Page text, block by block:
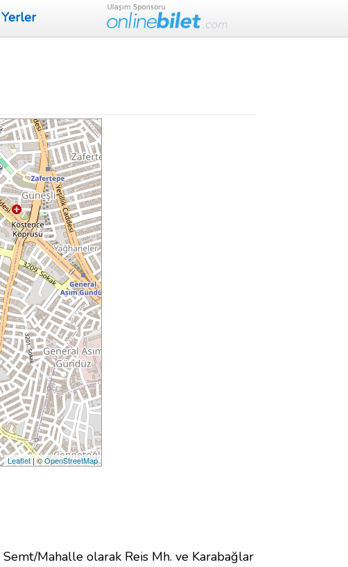
Leaflet| ©OpenStreetMap
Mahalle olarak Reis Mh. ve Karabağlar